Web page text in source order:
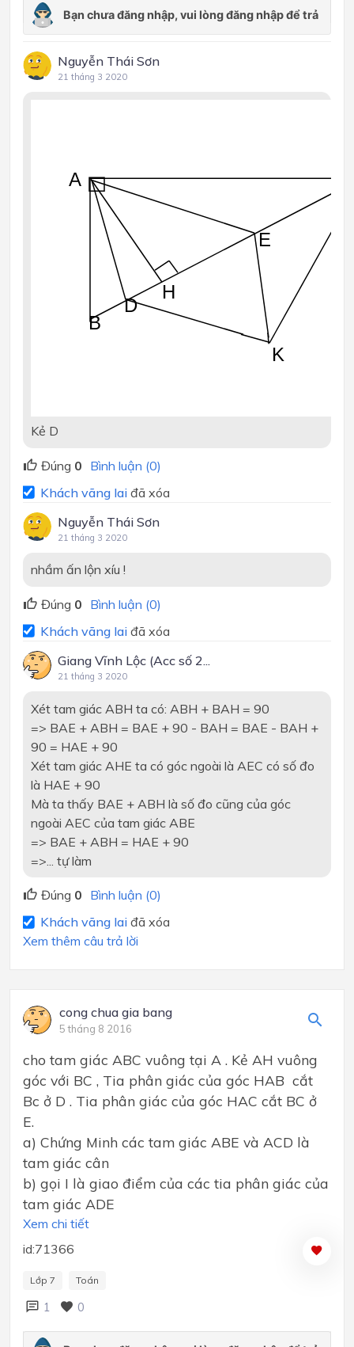
Nguyễn Thái Sơn
21 tháng 3 2020
A
B
H
E
D
K
Kẻ D
Đúng 0 Bình luận (0)
Khách vãng lai đã xóa
Nguyễn Thái Sơn
21 tháng 3 2020
nhầm ấn lộn xíu !
Đúng 0 Bình luận (0)
Khách vãng lai đã xóa
Giang Vĩnh Lộc (Acc số 2...
21 tháng 3 2020
Xét tam giác ABH ta có: ABH + BAH = 90
=> BAE + ABH = BAE + 90 - BAH = BAE - BAH +
90 = HAE + 90
Xét tam giác AHE ta có góc ngoài là AEC có số đo
là HAE + 90
Mà ta thấy BAE + ABH là số đo cũng của góc
ngoài AEC của tam giác ABE
=> BAE + ABH = HAE + 90
=>... tự làm
Đúng 0 Bình luận (0)
Khách vãng lai đã xóa
Xem thêm câu trả lời
cong chua gia bang
5 tháng 8 2016
cho tam giác ABC vuông tại A . Kẻ AH vuông
góc với BC , Tia phân giác của góc HAB cắt
Bc ở D . Tia phân giác của góc HAC cắt BC ở
E.
a) Chứng Minh các tam giác ABE và ACD là
tam giác cân
b) gọi I là giao điểm của các tia phân giác của
tam giác ADE
Xem chi tiết
id:71366
Lớp 7 Toán
1 0